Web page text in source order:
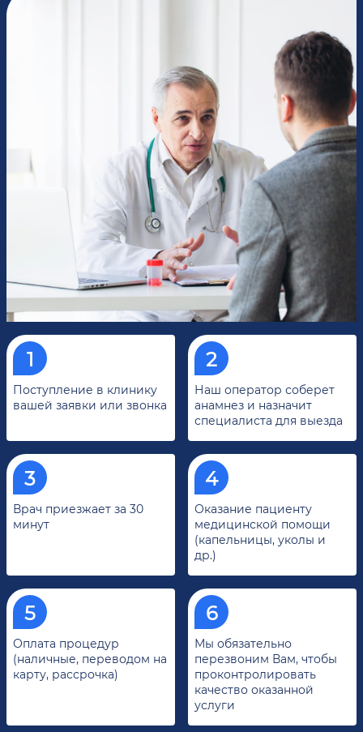
Поступление в клинику
вашей заявки или звонка
Наш оператор соберет
анамнез и назначит
специалиста для выезда
Врач приезжает за 30
минут
Оказание пациенту
медицинской помощи
(капельницы, уколы и
др.)
Оплата процедур
(наличные, переводом на
карту, рассрочка)
Мы обязательно
перезвоним Вам, чтобы
проконтролировать
качество оказанной
услуги